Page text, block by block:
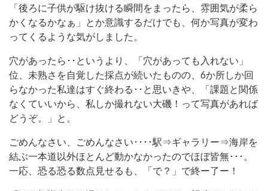
「後ろに子供が駆け抜ける瞬間をまったら、雰囲気が柔ら
かくなるかなぁ」とか意識するだけでも、何か写真が変わ
ってくるような気がしました。
穴があったら･･というより、「穴があっても入れない」
位、未熟さを自覚した採点が続いたものの、6か所しか回
らなかった私達はすぐ終わる･･と思いきや、「課題と関係
なくていいから、私しか撮れない大磯！って写真があれば
どうぞ。」と。
ごめんなさい、ごめんなさい････駅⇒ギャラリー⇒海岸を
結ぶ一本道以外ほとんど動かなかったのでほぼ皆無･･･。
一応、恐る恐る数点見せるも、「で？」で終ー了ー！